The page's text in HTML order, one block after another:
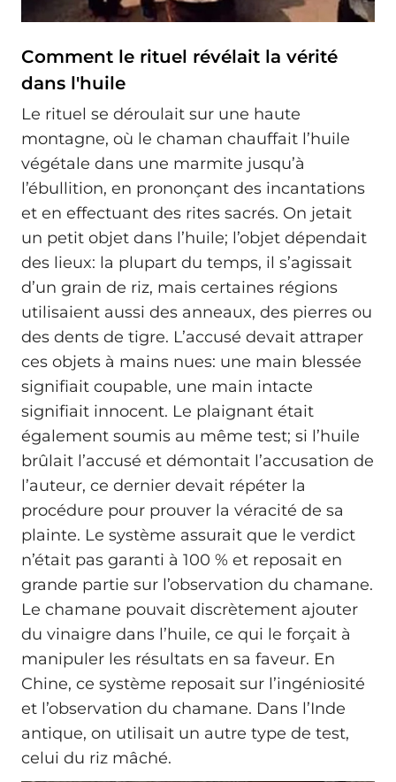
Comment le rituel révélait la vérité
dans l'huile
Le rituel se déroulait sur une haute
montagne, où le chaman chauffait l’huile
végétale dans une marmite jusqu’à
l’ébullition, en prononçant des incantations
et en effectuant des rites sacrés. On jetait
un petit objet dans l’huile; l’objet dépendait
des lieux: la plupart du temps, il s’agissait
d’un grain de riz, mais certaines régions
utilisaient aussi des anneaux, des pierres ou
des dents de tigre. L’accusé devait attraper
ces objets à mains nues: une main blessée
signifiait coupable, une main intacte
signifiait innocent. Le plaignant était
également soumis au même test; si l’huile
brûlait l’accusé et démontait l’accusation de
l’auteur, ce dernier devait répéter la
procédure pour prouver la véracité de sa
plainte. Le système assurait que le verdict
n’était pas garanti à 100 % et reposait en
grande partie sur l’observation du chamane.
Le chamane pouvait discrètement ajouter
du vinaigre dans l’huile, ce qui le forçait à
manipuler les résultats en sa faveur. En
Chine, ce système reposait sur l’ingéniosité
et l’observation du chamane. Dans l’Inde
antique, on utilisait un autre type de test,
celui du riz mâché.